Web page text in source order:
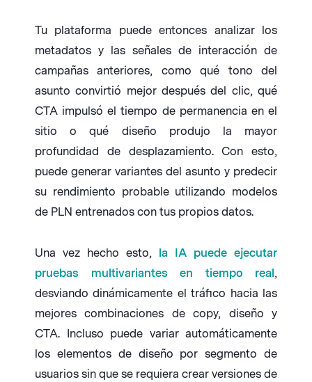
Tu plataforma puede entonces analizar los
metadatos y las señales de interacción de
campañas anteriores, como qué tono del
asunto convirtió mejor después del clic, qué
CTA impulsó el tiempo de permanencia en el
sitio o qué diseño produjo la mayor
profundidad de desplazamiento. Con esto,
puede generar variantes del asunto y predecir
su rendimiento probable utilizando modelos
de PLN entrenados con tus propios datos.
Una vez hecho esto, la IA puede ejecutar
pruebas multivariantes en tiempo real ,
desviando dinámicamente el tráfico hacia las
mejores combinaciones de copy, diseño y
CTA. Incluso puede variar automáticamente
los elementos de diseño por segmento de
usuarios sin que se requiera crear versiones de